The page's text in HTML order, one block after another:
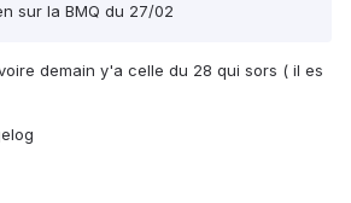
sur la BMQ du 27/02
demain y'a celle du 28 qui sors ( il es